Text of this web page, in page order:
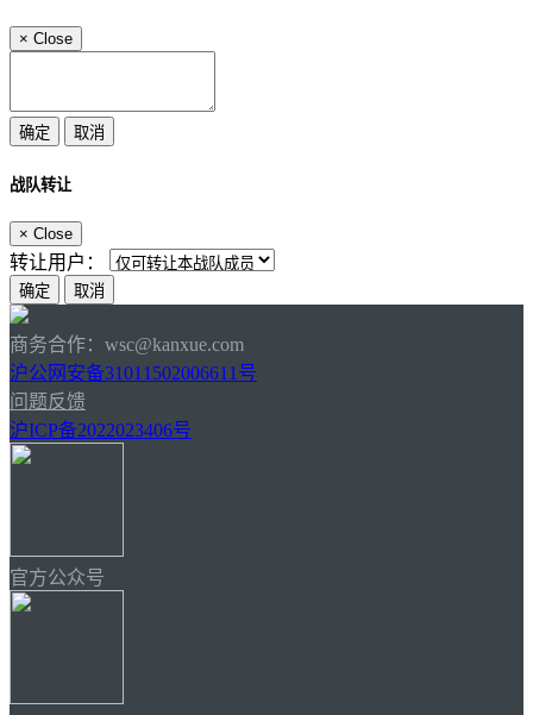
× Close
战队转让
× Close
转让用户：
商务合作：wsc@kanxue.com
沪公网安备31011502006611号
问题反馈
沪ICP备2022023406号
官方公众号